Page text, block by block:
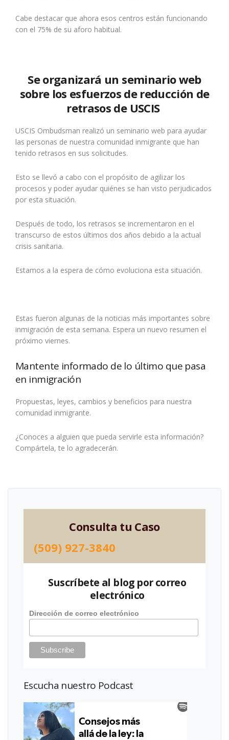
Cabe destacar que ahora esos centros están funcionando
con el 75% de su aforo habitual.
Se organizará un seminario web
sobre los esfuerzos de reducción de
retrasos de USCIS
USCIS Ombudsman realizó un seminario web para ayudar
las personas de nuestra comunidad inmigrante que han
tenido retrasos en sus solicitudes.
Esto se llevó a cabo con el propósito de agilizar los
procesos y poder ayudar quiénes se han visto perjudicados
por esta situación.
Después de todo, los retrasos se incrementaron en el
transcurso de estos últimos dos años debido a la actual
crisis sanitaria.
Estamos a la espera de cómo evoluciona esta situación.
Estas fueron algunas de la noticias más importantes sobre
inmigración de esta semana. Espera un nuevo resumen el
próximo viernes.
Mantente informado de lo último que pasa
en inmigración
Propuestas, leyes, cambios y beneficios para nuestra
comunidad inmigrante.
¿Conoces a alguien que pueda servirle esta información?
Compártela, te lo agradecerán.
Consulta tu Caso
(509) 927-3840
Suscríbete al blog por correo
electrónico
Dirección de correo electrónico
Escucha nuestro Podcast